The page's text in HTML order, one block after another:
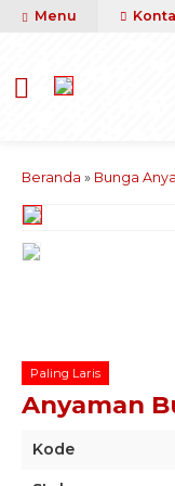
berikan yang terbaik &
Menu
Beranda » Bunga
Paling Laris
Anyaman
Kode